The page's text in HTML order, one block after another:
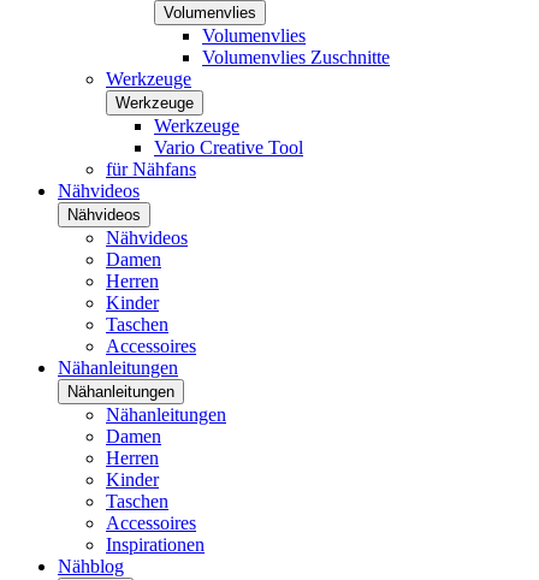
Volumenvlies
Volumenvlies
Volumenvlies Zuschnitte
Werkzeuge
Werkzeuge
Werkzeuge
Vario Creative Tool
für Nähfans
Nähvideos
Nähvideos
Nähvideos
Damen
Herren
Kinder
Taschen
Accessoires
Nähanleitungen
Nähanleitungen
Nähanleitungen
Damen
Herren
Kinder
Taschen
Accessoires
Inspirationen
Nähblog